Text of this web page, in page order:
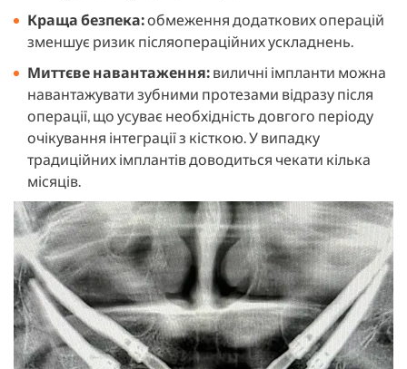
Краща безпека:обмеження додаткових операцій
зменшує ризик післяопераційних ускладнень.
Миттєве навантаження: виличні імпланти можна
навантажувати зубними протезами відразу після
операції, що усуває необхідність довгого періоду
очікування інтеграції з кісткою. У випадку
традиційних імплантів доводиться чекати кілька
місяців.